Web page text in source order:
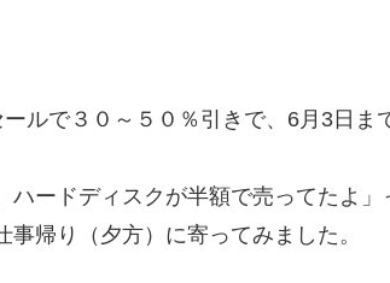
ルで３０～５０％引きで、6月3日ま
ードディスクが半額で売ってたよ」
帰り（夕方）に寄ってみました。